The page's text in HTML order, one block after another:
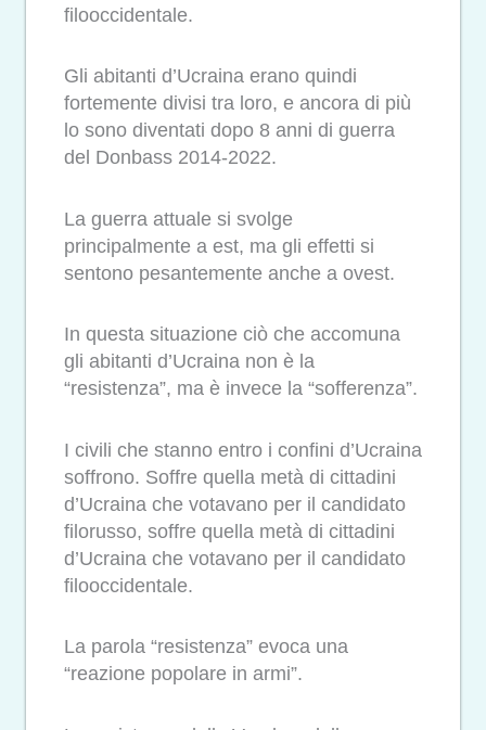
filooccidentale.
Gli abitanti d’Ucraina erano quindi
fortemente divisi tra loro, e ancora di più
lo sono diventati dopo 8 anni di guerra
del Donbass 2014-2022.
La guerra attuale si svolge
principalmente a est, ma gli effetti si
sentono pesantemente anche a ovest.
In questa situazione ciò che accomuna
gli abitanti d’Ucraina non è la
“resistenza”, ma è invece la “sofferenza”.
I civili che stanno entro i confini d’Ucraina
soffrono. Soffre quella metà di cittadini
d’Ucraina che votavano per il candidato
filorusso, soffre quella metà di cittadini
d’Ucraina che votavano per il candidato
filooccidentale.
La parola “resistenza” evoca una
“reazione popolare in armi”.